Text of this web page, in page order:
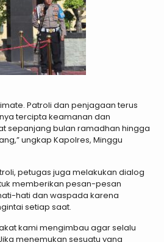
Patroli dan penjagaan terus
tercipta keamanan dan
sepanjang bulan ramadhan hingga
ungkap Kapolres, Minggu
petugas juga melakukan dialog
memberikan pesan-pesan
hati dan waspada karena
setiap saat.
kami mengimbau agar selalu
menemukan sesuatu yang